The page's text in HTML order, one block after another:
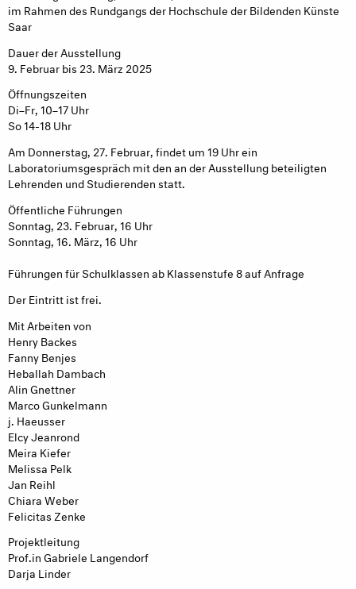
im Rahmen des Rundgangs der Hochschule der Bildenden Künste
Saar
Dauer der Ausstellung
9. Februar bis 23. März 2025
Öffnungszeiten
Di–Fr, 10–17 Uhr
So 14-18 Uhr
Am Donnerstag, 27. Februar, findet um 19 Uhr ein
Laboratoriumsgespräch mit den an der Ausstellung beteiligten
Lehrenden und Studierenden statt.
Öffentliche Führungen
Sonntag, 23. Februar, 16 Uhr
Sonntag, 16. März, 16 Uhr
Führungen für Schulklassen ab Klassenstufe 8 auf Anfrage
Der Eintritt ist frei.
Mit Arbeiten von
Henry Backes
Fanny Benjes
Heballah Dambach
Alin Gnettner
Marco Gunkelmann
j. Haeusser
Elcy Jeanrond
Meira Kiefer
Melissa Pelk
Jan Reihl
Chiara Weber
Felicitas Zenke
Projektleitung
Prof.in Gabriele Langendorf
Darja Linder